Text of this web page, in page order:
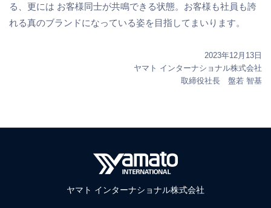
る、更には お客様同士が共鳴できる状態。お客様も社員も誇
れる真のブランドになっている姿を目指してまいります。
2023年12月13日
ヤマト インターナショナル株式会社
取締役社長 盤若 智基
ヤマト インターナショナル株式会社